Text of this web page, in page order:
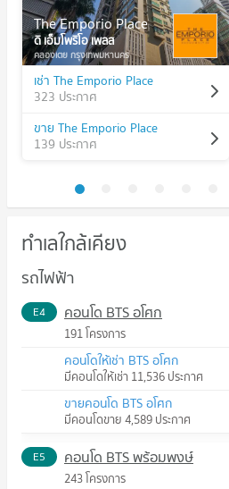
The Emporio Place
ดิ เอ็มโพริโอ เพลส
คลองเตย กรุงเทพมหานคร
เช่า The Emporio Place
323 ประกาศ
ขาย The Emporio Place
139 ประกาศ
ทำเลใกล้เคียง
รถไฟฟ้า
E4 คอนโด BTS อโศก
191 โครงการ
คอนโดให้เช่า BTS อโศก
มีคอนโดให้เช่า 11,536 ประกาศ
ขายคอนโด BTS อโศก
มีคอนโดขาย 4,589 ประกาศ
E5 คอนโด BTS พร้อมพงษ์
243 โครงการ